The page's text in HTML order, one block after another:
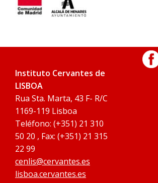
Instituto Cervantes de
LISBOA
Rua Sta. Marta, 43 F- R/C
1169-119 Lisboa
Teléfono: (+351) 21 310
50 20 , Fax: (+351) 21 315
22 99
cenlis@cervantes.es
lisboa.cervantes.es